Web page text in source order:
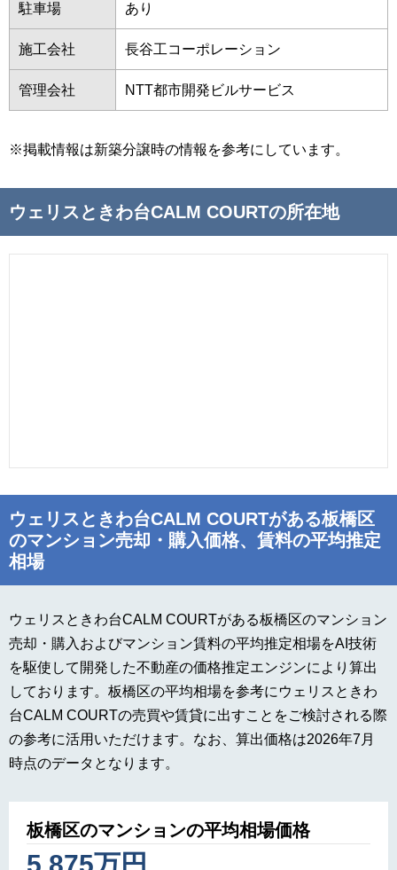
駐車場 あり
施工会社 長谷工コーポレーション
管理会社 NTT都市開発ビルサービス
※掲載情報は新築分譲時の情報を参考にしています。
ウェリスときわ台CALM COURTの所在地
ウェリスときわ台CALM COURTがある板橋区
のマンション売却・購入価格、賃料の平均推定
相場
ウェリスときわ台CALM COURTがある板橋区のマンション
売却・購入およびマンション賃料の平均推定相場をAI技術
を駆使して開発した不動産の価格推定エンジンにより算出
しております。板橋区の平均相場を参考にウェリスときわ
台CALM COURTの売買や賃貸に出すことをご検討される際
の参考に活用いただけます。なお、算出価格は2026年7月
時点のデータとなります。
板橋区のマンションの平均相場価格